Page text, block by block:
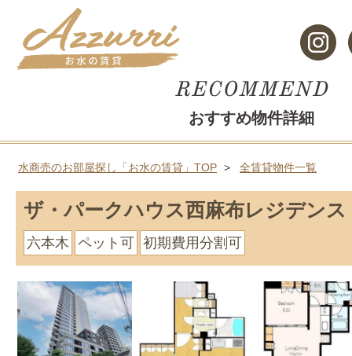
おすすめ物件詳細
水商売のお部屋探し「お水の賃貸」TOP 全賃貸物件一覧
ザ・パークハウス西麻布レジデンス
六本木 ペット可 初期費用分割可